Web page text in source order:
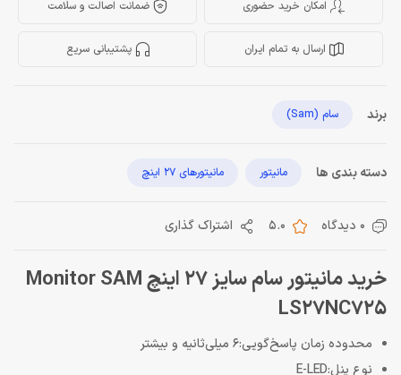
امکان خرید حضوری ضمانت اصالت و سلامت
ارسال به تمام ایران پشتیبانی سریع
برند سام (Sam)
دسته بندی ها مانیتور مانیتورهای 27 اینچ
0 دیدگاه 5.0 اشتراک گذاری
خرید مانیتور سام سایز 27 اینچ Monitor SAM
LS27NC725
محدوده زمان پاسخ‌گویی:6 میلی‌ثانیه و بیشتر
نوع پنل:E-LED